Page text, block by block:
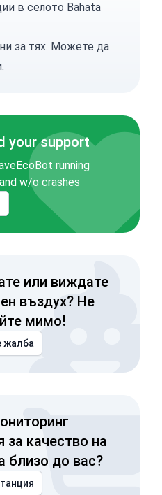
в селото Bahata
за тях. Можете да
your support
running
w/o crashes
или виждате
въздух? Не
мимо!
жалба
за качество на
близо до вас?